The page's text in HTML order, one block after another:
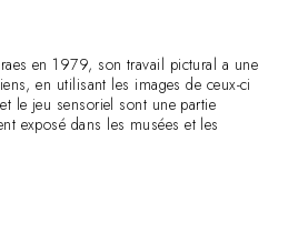
en 1979, son travail pictural a une
en utilisant les images de ceux-ci
le jeu sensoriel sont une partie
exposé dans les musées et les